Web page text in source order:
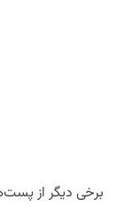
برخی دیگر از